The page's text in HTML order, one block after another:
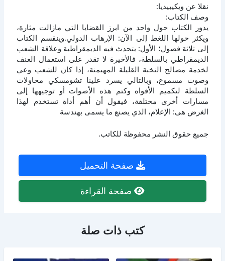
نقلا عن ويكيبيديا:
وصف الكتاب:
يدور الكتاب حول واحد من ابرز القضايا التي مازالت مثارة،
ويكثر حولها اللغط إلى الآن: الإرهاب الدولي.وينقسم الكتاب
إلى ثلاثة فصول؛ الأول: يتحدث فيه الديمقراطية وعلاقة الشعب
الديمقراطي بالسلطة، فالأخيرة لا تقدر على استعمال العنف
لخدمة مصالح النخبة القليلة المهيمنة، إذا كان للشعب وعي
وصوت مسموع، وبالتالي يسرد علينا تشومسكي محاولات
السلطة لتكميم الأفواه وكتم هذه الأصوات أو توجيهها إلى
مسارات أخرى مختلفة، فيقول أن أهم أداة تستخدم لهذا
الغرض هى: الإعلام، الذي يصنع ما يسمى بهندسة
جميع حقوق النشر محفوظة للكاتب.
صفحة التحميل
صفحة القراءة
كتب ذات صلة